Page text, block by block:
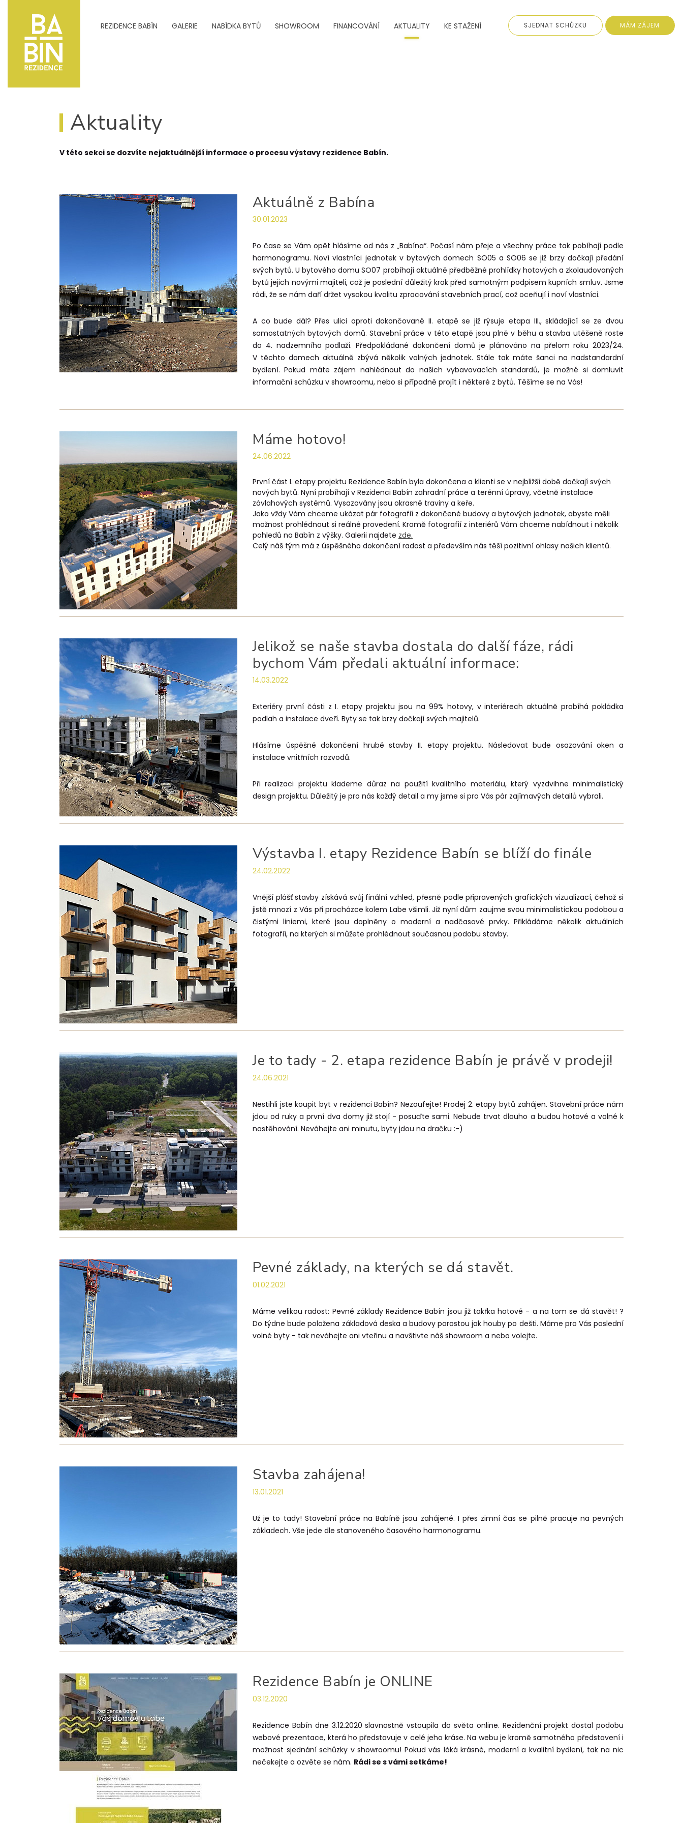
REZIDENCE BABÍN GALERIE NABÍDKA BYTŮ SHOWROOM FINANCOVÁNÍ AKTUALITY KE STAŽENÍ SJEDNAT SCHŮZKU MÁM ZÁJEM
Aktuality
V této sekci se dozvíte nejaktuálnější informace o procesu výstavy rezidence Babín.
Aktuálně z Babína
30.01.2023
Po čase se Vám opět hlásíme od nás z „Babína“. Počasí nám přeje a všechny práce tak pobíhají podle
harmonogramu. Noví vlastníci jednotek v bytových domech SO05 a SO06 se již brzy dočkají předání
svých bytů. U bytového domu SO07 probíhají aktuálně předběžné prohlídky hotových a zkolaudovaných
bytů jejich novými majiteli, což je poslední důležitý krok před samotným podpisem kupních smluv. Jsme
rádi, že se nám daří držet vysokou kvalitu zpracování stavebních prací, což oceňují i noví vlastníci.
A co bude dál? Přes ulici oproti dokončované II. etapě se již rýsuje etapa III., skládající se ze dvou
samostatných bytových domů. Stavební práce v této etapě jsou plně v běhu a stavba utěšeně roste
do 4. nadzemního podlaží. Předpokládané dokončení domů je plánováno na přelom roku 2023/24.
V těchto domech aktuálně zbývá několik volných jednotek. Stále tak máte šanci na nadstandardní
bydlení. Pokud máte zájem nahlédnout do našich vybavovacích standardů, je možné si domluvit
informační schůzku v showroomu, nebo si případně projít i některé z bytů. Těšíme se na Vás!
Máme hotovo!
24.06.2022
První část I. etapy projektu Rezidence Babín byla dokončena a klienti se v nejbližší době dočkají svých
nových bytů. Nyní probíhají v Rezidenci Babín zahradní práce a terénní úpravy, včetně instalace
závlahových systémů. Vysazovány jsou okrasné traviny a keře.
Jako vždy Vám chceme ukázat pár fotografií z dokončené budovy a bytových jednotek, abyste měli
možnost prohlédnout si reálné provedení. Kromě fotografií z interiérů Vám chceme nabídnout i několik
pohledů na Babín z výšky. Galerii najdete zde.
Celý náš tým má z úspěšného dokončení radost a především nás těší pozitivní ohlasy našich klientů.
Jelikož se naše stavba dostala do další fáze, rádi
bychom Vám předali aktuální informace:
14.03.2022
Exteriéry první části z I. etapy projektu jsou na 99% hotovy, v interiérech aktuálně probíhá pokládka
podlah a instalace dveří. Byty se tak brzy dočkají svých majitelů.
Hlásíme úspěšné dokončení hrubé stavby II. etapy projektu. Následovat bude osazování oken a
instalace vnitřních rozvodů.
Při realizaci projektu klademe důraz na použití kvalitního materiálu, který vyzdvihne minimalistický
design projektu. Důležitý je pro nás každý detail a my jsme si pro Vás pár zajímavých detailů vybrali.
Výstavba I. etapy Rezidence Babín se blíží do finále
24.02.2022
Vnější plášť stavby získává svůj finální vzhled, přesně podle připravených grafických vizualizací, čehož si
jistě mnozí z Vás při procházce kolem Labe všimli. Již nyní dům zaujme svou minimalistickou podobou a
čistými liniemi, které jsou doplněny o moderní a nadčasové prvky. Přikládáme několik aktuálních
fotografií, na kterých si můžete prohlédnout současnou podobu stavby.
Je to tady - 2. etapa rezidence Babín je právě v prodeji!
24.06.2021
Nestihli jste koupit byt v rezidenci Babín? Nezoufejte! Prodej 2. etapy bytů zahájen. Stavební práce nám
jdou od ruky a první dva domy již stojí - posuďte sami. Nebude trvat dlouho a budou hotové a volné k
nastěhování. Neváhejte ani minutu, byty jdou na dračku :-)
Pevné základy, na kterých se dá stavět.
01.02.2021
Máme velikou radost: Pevné základy Rezidence Babín jsou již takřka hotové - a na tom se dá stavět! ?
Do týdne bude položena základová deska a budovy porostou jak houby po dešti. Máme pro Vás poslední
volné byty - tak neváhejte ani vteřinu a navštivte náš showroom a nebo volejte.
Stavba zahájena!
13.01.2021
Už je to tady! Stavební práce na Babíně jsou zahájené. I přes zimní čas se pilně pracuje na pevných
základech. Vše jede dle stanoveného časového harmonogramu.
Rezidence Babín je ONLINE
03.12.2020
Rezidence Babín dne 3.12.2020 slavnostně vstoupila do světa online. Rezidenční projekt dostal podobu
webové prezentace, která ho představuje v celé jeho kráse. Na webu je kromě samotného představení i
možnost sjednání schůzky v showroomu! Pokud vás láká krásné, moderní a kvalitní bydlení, tak na nic
nečekejte a ozvěte se nám. Rádi se s vámi setkáme!